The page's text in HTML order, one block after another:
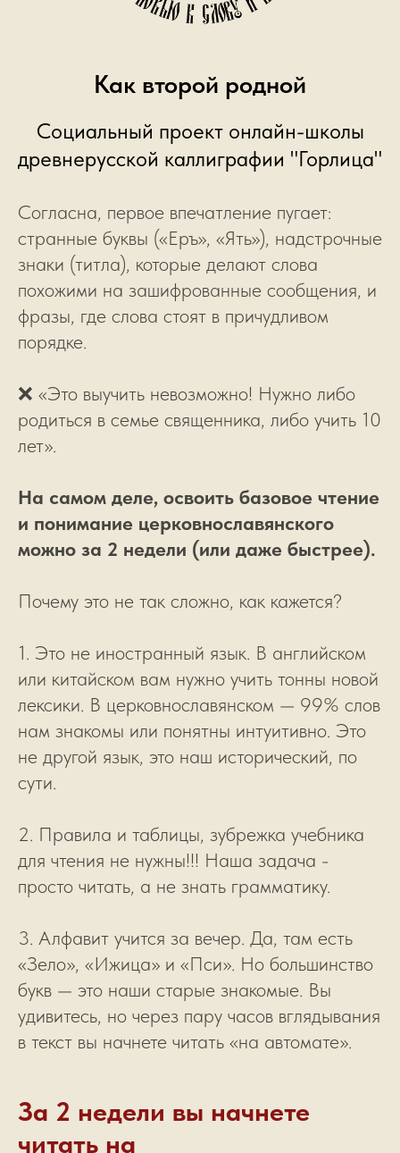
Как второй родной
Социальный проект онлайн-школы
древнерусской каллиграфии "Горлица"
Согласна, первое впечатление пугает:
странные буквы («Еръ», «Ять»), надстрочные
знаки (титла), которые делают слова
похожими на зашифрованные сообщения, и
фразы, где слова стоят в причудливом
порядке.
❌ «Это выучить невозможно! Нужно либо
родиться в семье священника, либо учить 10
лет».
На самом деле, освоить базовое чтение
и понимание церковнославянского
можно за 2 недели (или даже быстрее).
Почему это не так сложно, как кажется?
1. Это не иностранный язык. В английском
или китайском вам нужно учить тонны новой
лексики. В церковнославянском — 99% слов
нам знакомы или понятны интуитивно. Это
не другой язык, это наш исторический, по
сути.
2. Правила и таблицы, зубрежка учебника
для чтения не нужны!!! Наша задача -
просто читать, а не знать грамматику.
3. Алфавит учится за вечер. Да, там есть
«Зело», «Ижица» и «Пси». Но большинство
букв — это наши старые знакомые. Вы
удивитесь, но через пару часов вглядывания
в текст вы начнете читать «на автомате».
За 2 недели вы начнете
читать на